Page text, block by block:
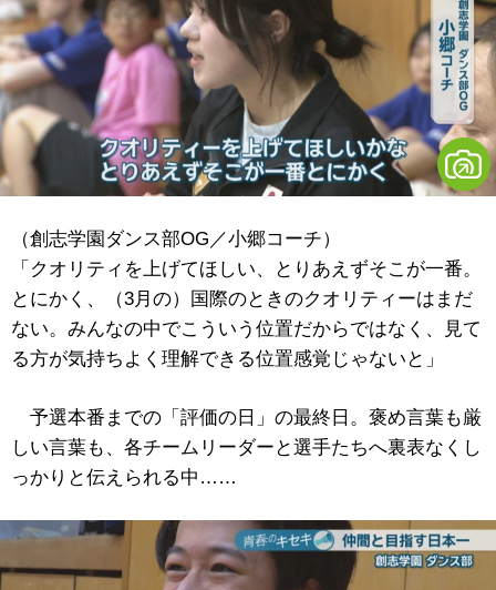
（創志学園ダンス部OG／小郷コーチ）
「クオリティを上げてほしい、とりあえずそこが一番。
とにかく、（3月の）国際のときのクオリティーはまだ
ない。みんなの中でこういう位置だからではなく、見て
る方が気持ちよく理解できる位置感覚じゃないと」
予選本番までの「評価の日」の最終日。褒め言葉も厳
しい言葉も、各チームリーダーと選手たちへ裏表なくし
っかりと伝えられる中……